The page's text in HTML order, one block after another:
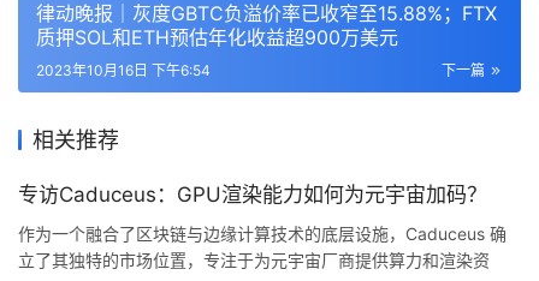
然而 Farcaster 目前并没有在协议级别提供新的链上功能。
相反，FC 团队专注于创建一套更传统的社交媒体功能，用
的协议设计是否会限制开发者发挥创造力，并营造良好生态
或许能减轻这一「缺点」的是 Farcaster 生态中已经出现的
第三方服务：
律动晚报｜灰度GBTC负溢价率已收窄至15.88%；FTX
质押SOL和ETH预估年化收益超900万美元
下一篇
2023年10月16日 下午6:54
相关推荐
专访Caduceus：GPU渲染能力如何为元宇宙加码？
作为一个融合了区块链与边缘计算技术的底层设施，Caduceus 确
立了其独特的市场位置，专注于为元宇宙厂商提供算力和渲染资